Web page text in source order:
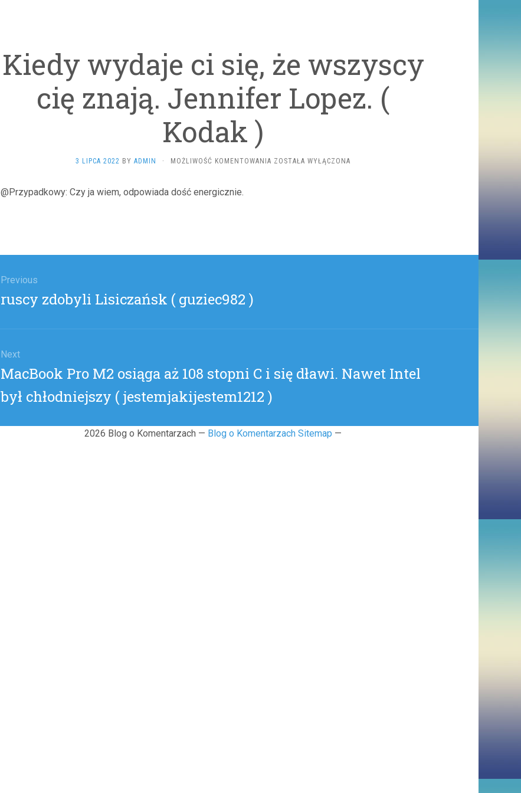
Kiedy wydaje ci się, że wszyscy
cię znają. Jennifer Lopez. (
Kodak )
3 LIPCA 2022 BY ADMIN · MOŻLIWOŚĆ KOMENTOWANIA KIEDY
ZOSTAŁA WYŁĄCZONA
@Przypadkowy: Czy ja wiem, odpowiada dość energicznie.
Previous
Previous
ruscy zdobyli Lisiczańsk ( guziec982 )
Next
Next
MacBook Pro M2 osiąga aż 108 stopni C i się dławi. Nawet Intel
był chłodniejszy ( jestemjakijestem1212 )
2026 Blog o Komentarzach — Blog o Komentarzach Sitemap —